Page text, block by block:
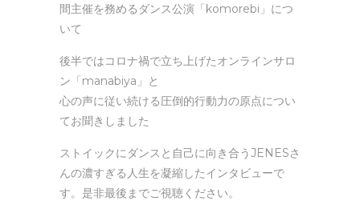
間主催を務めるダンス公演「komorebi」につ
いて
後半ではコロナ禍で立ち上げたオンラインサロ
ン「manabiya」と
心の声に従い続ける圧倒的行動力の原点につい
てお聞きしました
ストイックにダンスと自己に向き合うJENESさ
んの濃すぎる人生を凝縮したインタビューで
す。是非最後までご視聴ください。